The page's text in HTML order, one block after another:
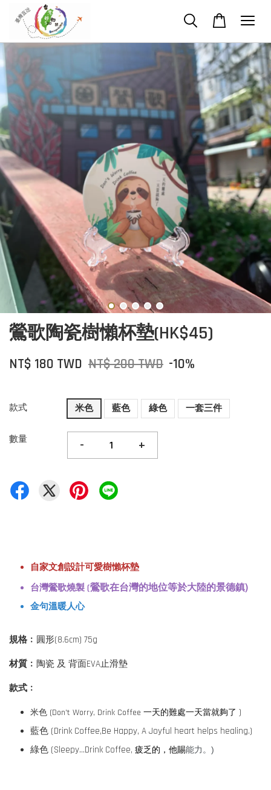
鶯歌陶瓷樹懶杯墊(HK$45)
NT$ 180 TWD NT$ 200 TWD -10%
款式 米色 藍色 綠色 一套三件
數量 - +
自家文創設計可愛樹懶杯墊
台灣鶯歌燒製 (鶯歌在台灣的地位等於大陸的景德鎮)
金句溫暖人心
規格﹕ 圓形(8.6cm) 75g
材質﹕ 陶瓷 及 背面EVA止滑墊
款式﹕
米色 (Don't Worry, Drink Coffee 一天的難處一天當就夠了 )
藍色 (Drink Coffee,Be Happy, A Joyful heart helps healing.)
綠色 (Sleepy...Drink Coffee, 疲乏的，他賜能力。)